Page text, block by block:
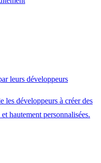
leurs développeurs
les développeurs à créer des
hautement personnalisées.